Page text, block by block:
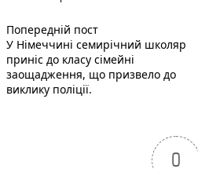
Навігація
записів
Попередній постПопередній запис:
У Німеччині семирічний школяр
приніс до класу сімейні
заощадження, що призвело до
виклику поліції.
0